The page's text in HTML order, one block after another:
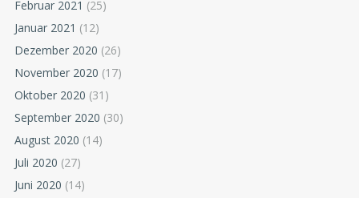
Februar 2021 (25)
Januar 2021 (12)
Dezember 2020 (26)
November 2020 (17)
Oktober 2020 (31)
September 2020 (30)
August 2020 (14)
Juli 2020 (27)
Juni 2020 (14)